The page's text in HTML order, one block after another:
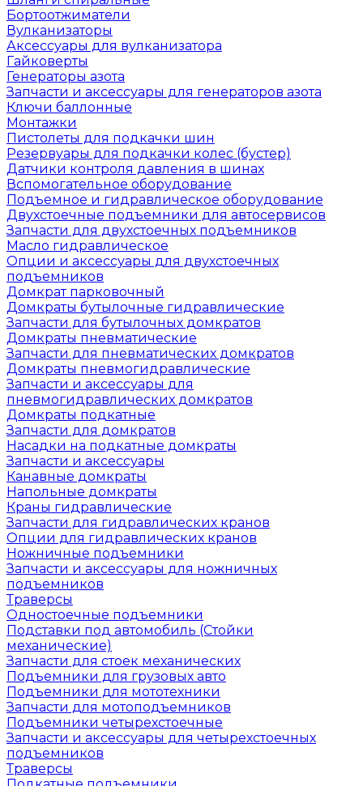
Бортоотжиматели
Вулканизаторы
Аксессуары для вулканизатора
Гайковерты
Генераторы азота
Запчасти и аксессуары для генераторов азота
Ключи баллонные
Монтажки
Пистолеты для подкачки шин
Резервуары для подкачки колес (бустер)
Датчики контроля давления в шинах
Вспомогательное оборудование
Подъемное и гидравлическое оборудование
Двухстоечные подъемники для автосервисов
Запчасти для двухстоечных подъемников
Масло гидравлическое
Опции и аксессуары для двухстоечных
подъемников
Домкрат парковочный
Домкраты бутылочные гидравлические
Запчасти для бутылочных домкратов
Домкраты пневматические
Запчасти для пневматических домкратов
Домкраты пневмогидравлические
Запчасти и аксессуары для
пневмогидравлических домкратов
Домкраты подкатные
Запчасти для домкратов
Насадки на подкатные домкраты
Запчасти и аксессуары
Канавные домкраты
Напольные домкраты
Краны гидравлические
Запчасти для гидравлических кранов
Опции для гидравлических кранов
Ножничные подъемники
Запчасти и аксессуары для ножничных
подъемников
Траверсы
Одностоечные подъемники
Подставки под автомобиль (Стойки
механические)
Запчасти для стоек механических
Подъемники для грузовых авто
Подъемники для мототехники
Запчасти для мотоподъемников
Подъемники четырехстоечные
Запчасти и аксессуары для четырехстоечных
подъемников
Траверсы